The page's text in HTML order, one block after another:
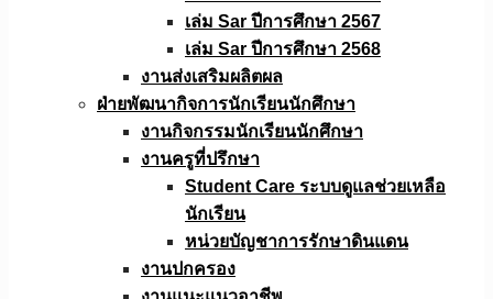
เล่ม Sar ปีการศึกษา 2567
เล่ม Sar ปีการศึกษา 2568
งานส่งเสริมผลิตผล
ฝ่ายพัฒนากิจการนักเรียนนักศึกษา
งานกิจกรรมนักเรียนนักศึกษา
งานครูที่ปรึกษา
Student Care ระบบดูแลช่วยเหลือ
นักเรียน
หน่วยบัญชาการรักษาดินแดน
งานปกครอง